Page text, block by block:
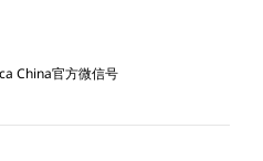
China官方微信号